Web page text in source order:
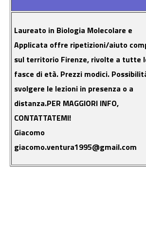
Laureato in Biologia Molecolare e
Applicata offre ripetizioni/aiuto
sul territorio Firenze, rivolte a tutte
fasce di età. Prezzi modici.
svolgere le lezioni in presenza o a
distanza.PER MAGGIORI INFO,
CONTATTATEMI!
Giacomo
giacomo.ventura1995@gmail.com